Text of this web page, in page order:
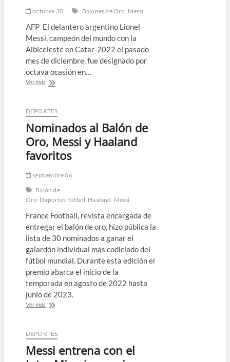
octubre 30 Balones de Oro Messi
AFP El delantero argentino Lionel
Messi, campeón del mundo con la
Albiceleste en Catar-2022 el pasado
mes de diciembre, fue designado por
octava ocasión en…
Ver másLionel
galardonado
con
su
octavo
Balón
de
DEPORTES
Nominados al Balón de
Oro, Messi y Haaland
favoritos
septiembre 06
Balón de
Oro Deportes fútbol Haaland Messi
France Football, revista encargada de
entregar el balón de oro, hizo pública la
lista de 30 nominados a ganar el
galardón individual más codiciado del
fútbol mundial. Durante esta edición el
premio abarca el inicio de la
temporada en agosto de 2022 hasta
junio de 2023.
Ver másNominados
de
Oro,
Messi
DEPORTES
Messi entrena con el